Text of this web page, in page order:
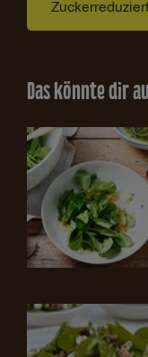
Das könnte dir